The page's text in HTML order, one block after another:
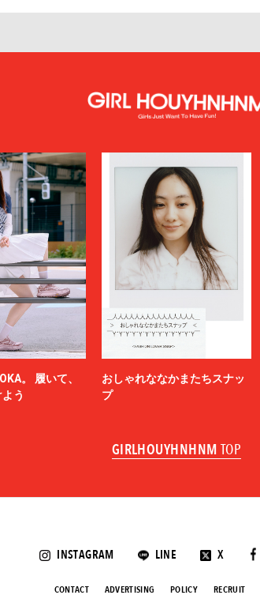
。 履いて、
う
おしゃれななかまたちスナッ
プ
GIRLHOUYHNHNM TOP
INSTAGRAM LINE X
CONTACT ADVERTISING POLICY RECRUIT